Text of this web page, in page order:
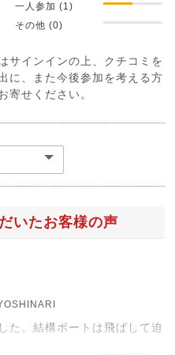
一人参加 (1)
その他 (0)
サインインの上、クチコミを
に、また今後参加を考える方
寄せください。
いたお客様の声
た。結構ボートは飛ばして迫